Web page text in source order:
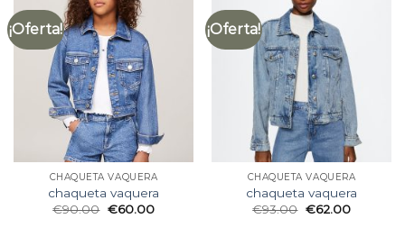
¡Oferta!
CHAQUETA VAQUERA
chaqueta vaquera
€90.00 €60.00
¡Oferta!
CHAQUETA VAQUERA
chaqueta vaquera
€93.00 €62.00